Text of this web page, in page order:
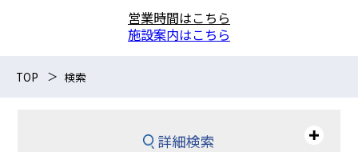
営業時間はこちら
施設案内はこちら
TOP 検索
詳細検索